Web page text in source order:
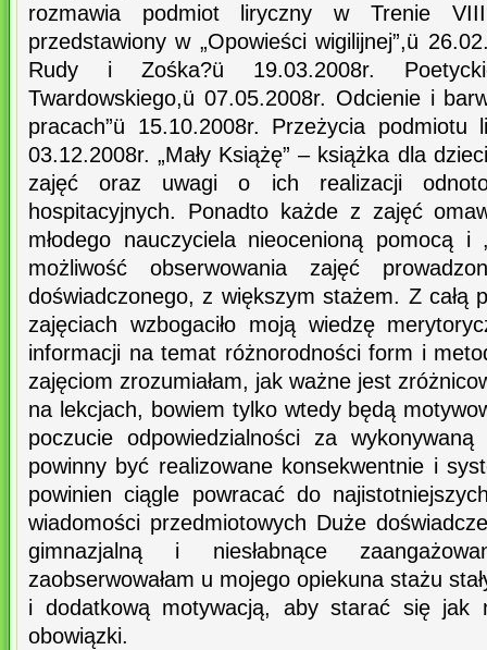
rozmawia podmiot liryczny w Trenie
przedstawiony w „Opowieści wigilijnej”,ü
Rudy i Zośka?ü 19.03.2008r.
Twardowskiego,ü 07.05.2008r. Odcienie i
pracach”ü 15.10.2008r. Przeżycia podmiotu
03.12.2008r. „Mały Książę” – książka dla
zajęć oraz uwagi o ich realizacji
hospitacyjnych. Ponadto każde z zajęć
młodego nauczyciela nieocenioną pomocą i
możliwość obserwowania zajęć
doświadczonego, z większym stażem. Z całą
zajęciach wzbogaciło moją wiedzę
informacji na temat różnorodności form i
zajęciom zrozumiałam, jak ważne jest
na lekcjach, bowiem tylko wtedy będą
poczucie odpowiedzialności za
powinny być realizowane konsekwentnie i
powinien ciągle powracać do
wiadomości przedmiotowych Duże
gimnazjalną i niesłabnące
zaobserwowałam u mojego opiekuna stażu
i dodatkową motywacją, aby starać się jak
obowiązki.